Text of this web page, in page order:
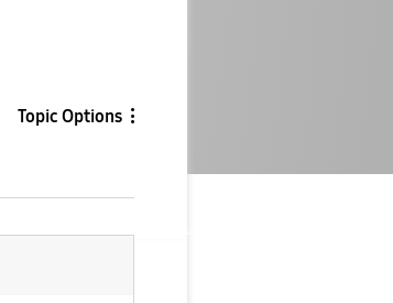
Topic Options